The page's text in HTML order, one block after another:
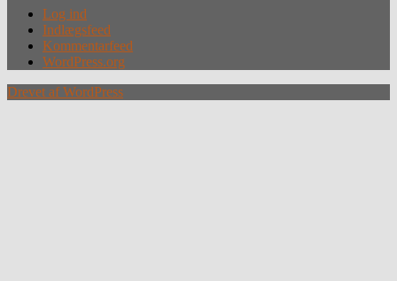
Log ind
Indlægsfeed
Kommentarfeed
WordPress.org
Drevet af WordPress